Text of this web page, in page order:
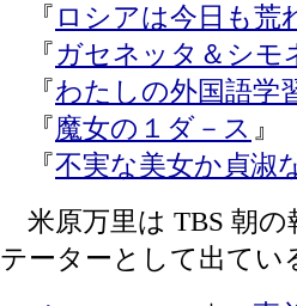
『 ロシアは今日も荒
『ガセネッタ＆シモ
『わたしの外国語学
『魔女の１ダ－ス 』
『不実な美女か貞淑
米原万里は TBS 朝
テーターとして出てい